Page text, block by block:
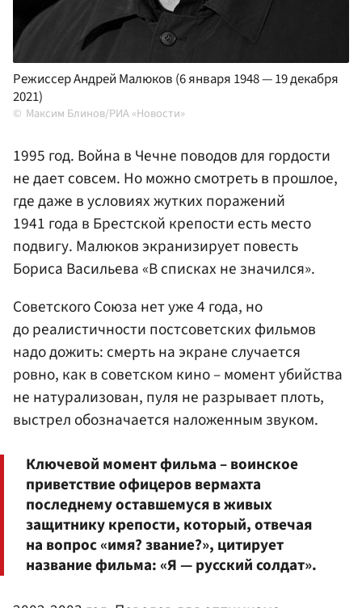
Режиссер Андрей Малюков (6 января 1948 — 19 декабря
2021)
Максим Блинов/РИА «Новости»
1995 год. Война в Чечне поводов для гордости
не дает совсем. Но можно смотреть в прошлое,
где даже в условиях жутких поражений
1941 года в Брестской крепости есть место
подвигу. Малюков экранизирует повесть
Бориса Васильева «В списках не значился».
Советского Союза нет уже 4 года, но
до реалистичности постсоветских фильмов
надо дожить: смерть на экране случается
ровно, как в советском кино – момент убийства
не натурализован, пуля не разрывает плоть,
выстрел обозначается наложенным звуком.
Ключевой момент фильма – воинское
приветствие офицеров вермахта
последнему оставшемуся в живых
защитнику крепости, который, отвечая
на вопрос «имя? звание?», цитирует
название фильма: «Я — русский солдат».